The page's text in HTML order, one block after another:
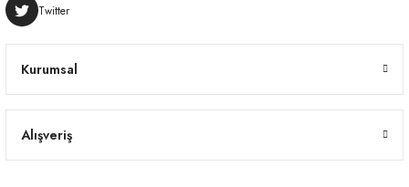
Kurumsal
Alışveriş
Twitter